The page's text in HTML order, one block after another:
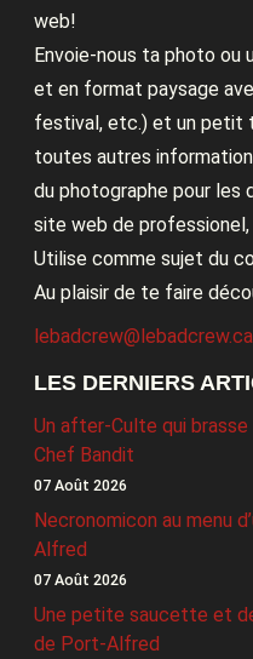
web!
Envoie-nous ta photo ou
et en format paysage
festival, etc.) et un petit
toutes autres
du photographe pour les
site web de professionel,
Utilise comme sujet du
Au plaisir de te faire
lebadcrew@lebadcrew.ca
LES DERNIERS
Un after-Culte qui
Chef Bandit
07 Août 2026
Necronomicon au menu
Alfred
07 Août 2026
Une petite saucette et
de Port-Alfred